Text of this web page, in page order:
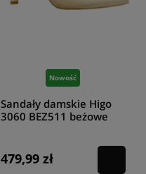
Nowość
Sandały damskie Higo
3060 BEZ511 beżowe
479,99 zł